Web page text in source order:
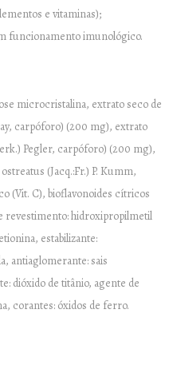
e vitaminas);
funcionamento imunológico.
microcristalina, extrato seco de
carpóforo) (200 mg), extrato
Pegler, carpóforo) (200 mg),
(Jacq.:Fr.) P. Kumm,
(Vit. C), bioflavonoides cítricos
revestimento: hidroxipropilmetil
estabilizante:
antiaglomerante: sais
dióxido de titânio, agente de
corantes: óxidos de ferro.